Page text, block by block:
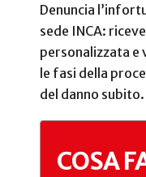
Denuncia
sede INCA:
personalizzata e
le fasi della
del danno subito.
COSA